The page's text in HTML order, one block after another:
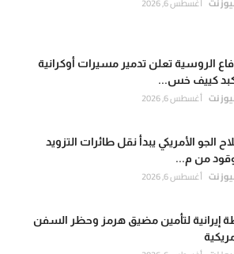
نت أغسطس 6, 2026
الروسية تعلن تدمير مسيرات أوكرانية
كييف خس...
نت أغسطس 6, 2026
الجو الأمريكي يبدأ نقل طائرات التزويد
من م...
نت أغسطس 6, 2026
إيرانية لتأمين مضيق هرمز وحظر السفن